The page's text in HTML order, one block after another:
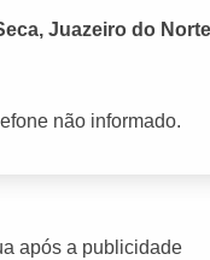
Juazeiro do
não informado.
após a publicidade